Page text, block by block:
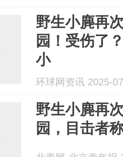
野生小麂再
园！受伤了
小
环球网资讯 2025-
野生小麂再
园，目击者